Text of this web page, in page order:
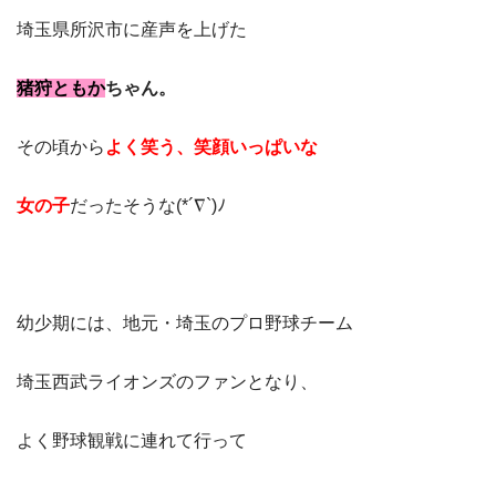
埼玉県所沢市に産声を上げた
猪狩ともかちゃん。
その頃から よく笑う、笑顔いっぱいな
女の子だったそうな(*´∇`)ﾉ
幼少期には、地元・埼玉のプロ野球チーム
埼玉西武ライオンズのファンとなり、
よく野球観戦に連れて行って